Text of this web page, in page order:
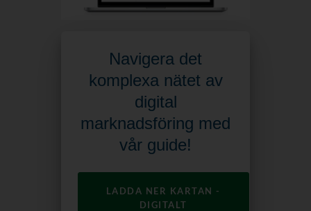
Navigera det
komplexa nätet av
digital
marknadsföring med
vår guide!
LADDA NER KARTAN -
DIGITALT